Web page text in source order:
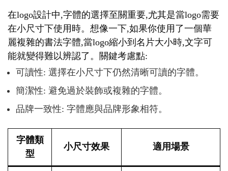
在logo設計中,字體的選擇至關重要,尤其是當logo需要
在小尺寸下使用時。想像一下,如果你使用了一個華
麗複雜的書法字體,當logo縮小到名片大小時,文字可
能就變得難以辨認了。關鍵考慮點:
可讀性: 選擇在小尺寸下仍然清晰可讀的字體。
簡潔性: 避免過於裝飾或複雜的字體。
品牌一致性: 字體應與品牌形象相符。
字體類
型
小尺寸效果 適用場景